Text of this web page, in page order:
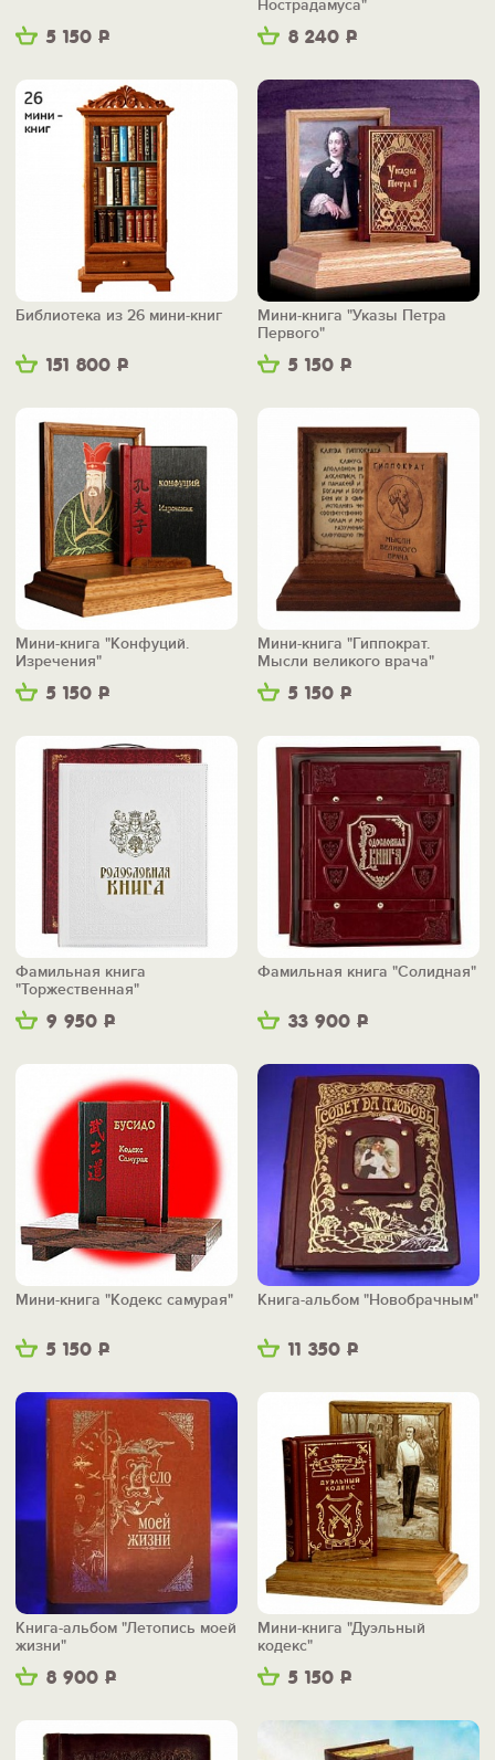
5 150 Р 8 240 Р
Нострадамуса"
151 800 Р
Библиотека из 26 мини-книг
5 150 Р
Мини-книга "Указы Петра
Первого"
5 150 Р
Мини-книга "Конфуций.
Изречения"
5 150 Р
Мини-книга "Гиппократ.
Мысли великого врача"
9 950 Р
Фамильная книга
"Торжественная"
33 900 Р
Фамильная книга "Солидная"
5 150 Р
Мини-книга "Кодекс самурая"
11 350 Р
Книга-альбом "Новобрачным"
8 900 Р
Книга-альбом "Летопись моей
жизни"
5 150 Р
Мини-книга "Дуэльный
кодекс"